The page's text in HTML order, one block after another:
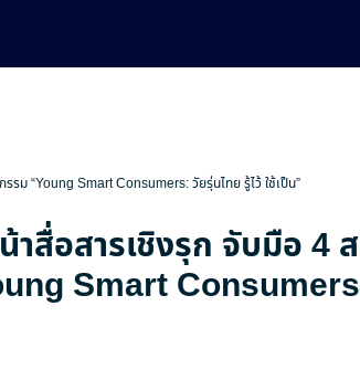
ม “Young Smart Consumers: วัยรุ่นไทย รู้ไว้ ใช้เป็น”
าสื่อสารเชิงรุก จับมือ 4
Smart